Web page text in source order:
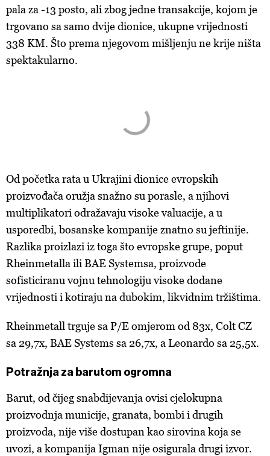
pala za -13 posto, ali zbog jedne transakcije, kojom je
trgovano sa samo dvije dionice, ukupne vrijednosti
338 KM. Što prema njegovom mišljenju ne krije ništa
spektakularno.
Od početka rata u Ukrajini dionice evropskih
proizvođača oružja snažno su porasle, a njihovi
multiplikatori odražavaju visoke valuacije, a u
usporedbi, bosanske kompanije znatno su jeftinije.
Razlika proizlazi iz toga što evropske grupe, poput
Rheinmetalla ili BAE Systemsa, proizvode
sofisticiranu vojnu tehnologiju visoke dodane
vrijednosti i kotiraju na dubokim, likvidnim tržištima.
Rheinmetall trguje sa P/E omjerom od 83x, Colt CZ
sa 29,7x, BAE Systems sa 26,7x, a Leonardo sa 25,5x.
Potražnja za barutom ogromna
Barut, odčijeg snabdijevanja ovisi cjelokupna
proizvodnja municije, granata, bombi i drugih
proizvoda, nije više dostupan kao sirovina koja se
uvozi, a kompanija Igman nije osigurala drugi izvor.